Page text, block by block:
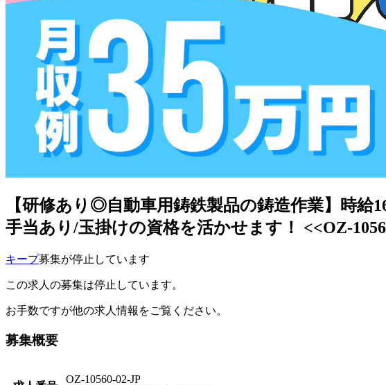
【研修あり◎自動車用鋳鉄製品の鋳造作業】時給
手当あり/玉掛けの資格を活かせます！ <<OZ-
キープ募集が停止しています
この求人の募集は停止しています。
お手数ですが他の求人情報をご覧ください。
募集概要
OZ-10560-02-JP